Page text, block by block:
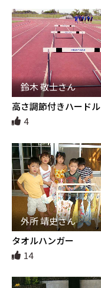
鈴木 敬士さん
高さ調節付きハードル
4
外所 靖史さん
タオルハンガー
14